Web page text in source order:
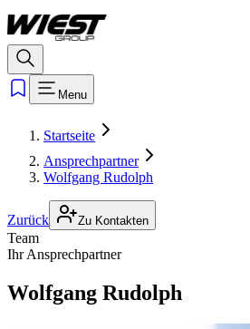
Menu
Startseite
Ansprechpartner
Wolfgang Rudolph
Zurück Zu Kontakten
Team
Ihr Ansprechpartner
Wolfgang Rudolph